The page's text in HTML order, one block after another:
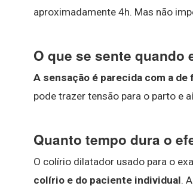
aproximadamente 4h. Mas não
O que se sente quando
A sensação é parecida com a
pode trazer tensão para o parto e
Quanto tempo dura o
O colírio dilatador usado para o
colírio e do paciente individual.